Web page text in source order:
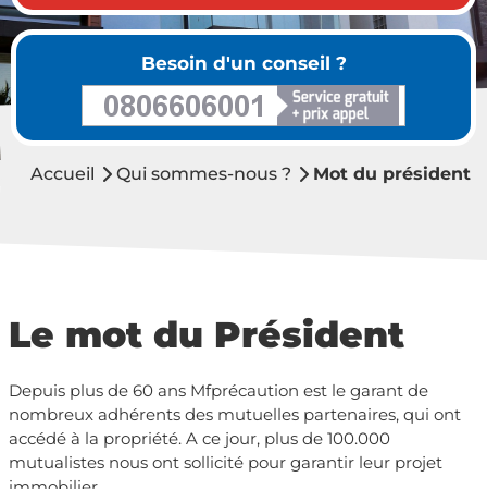
Besoin d'un conseil ?
Accueil Qui sommes-nous ? Mot du président
Le mot du Président
Depuis plus de 60 ans Mfprécaution est le garant de
nombreux adhérents des mutuelles partenaires, qui ont
accédé à la propriété. A ce jour, plus de 100.000
mutualistes nous ont sollicité pour garantir leur projet